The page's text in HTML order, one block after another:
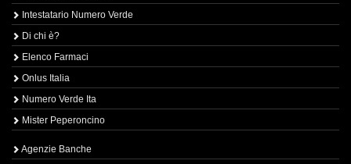
Intestatario Numero Verde
Di chi è?
Elenco Farmaci
Onlus Italia
Numero Verde Ita
Mister Peperoncino
Agenzie Banche